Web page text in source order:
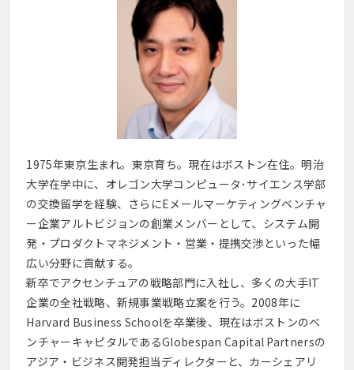
1975年東京生まれ。東京育ち。現在はボストン在住。明治
大学在学中に、オレゴン大学コンピュータ･サイエンス学部
の交換留学を経験、さらにEメールマーケティングベンチャ
ー企業アルトビジョンの創業メンバーとして、システム開
発・プロダクトマネジメント・営業・提携交渉といった幅
広い分野に貢献する。
新卒でアクセンチュアの戦略部門に入社し、多くの大手IT
企業の全社戦略、新規事業戦略立案を行う。2008年に
Harvard Business Schoolを卒業後、現在はボストンのベ
ンチャーキャピタルであるGlobespan Capital Partnersの
アジア・ビジネス開発担当ディレクターと、カーシェアリ